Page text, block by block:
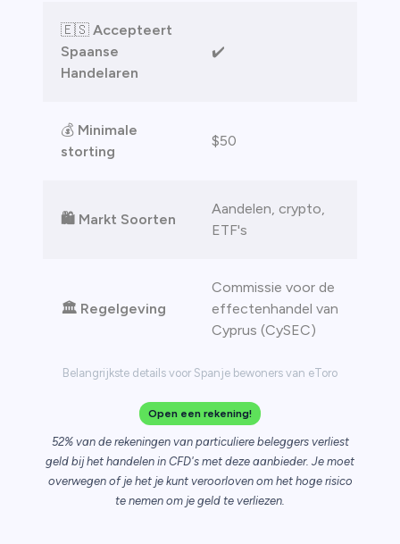
Belangrijkste details voor Spanje bewoners van eToro
🇪🇸 Accepteert
Spaanse
Handelaren
✔️
💰 Minimale
storting
$50
🛍️ Markt Soorten
Aandelen, crypto,
ETF's
🏛️ Regelgeving
Commissie voor de
effectenhandel van
Cyprus (CySEC)
Open een rekening!
52% van de rekeningen van particuliere beleggers verliest
geld bij het handelen in CFD's met deze aanbieder. Je moet
overwegen of je het je kunt veroorloven om het hoge risico
te nemen om je geld te verliezen.